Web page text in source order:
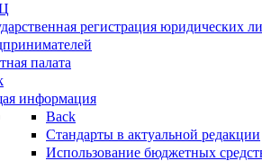
регистрация юридических
палата
информация
Back
Стандарты в актуальной редакции
Использование бюджетных